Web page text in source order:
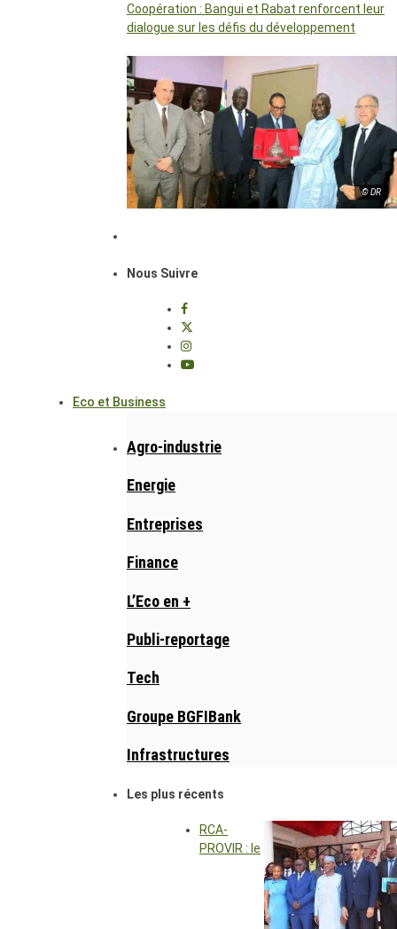
Coopération : Bangui et Rabat renforcent leur
dialogue sur les défis du développement
© DR
Nous Suivre
Eco et Business
Agro-industrie
Energie
Entreprises
Finance
L’Eco en +
Publi-reportage
Tech
Groupe BGFIBank
Infrastructures
Les plus récents
RCA-
PROVIR : le